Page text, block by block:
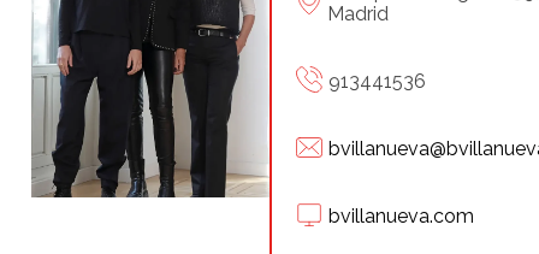
Madrid
913441536
bvillanueva.com